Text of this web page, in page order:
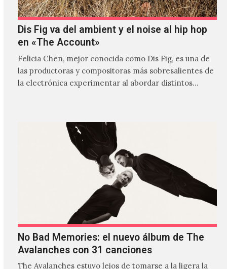
Dis Fig va del ambient y el noise al hip hop
en «The Account»
Felicia Chen, mejor conocida como Dis Fig, es una de
las productoras y compositoras más sobresalientes de
la electrónica experimentar al abordar distintos
No Bad Memories: el nuevo álbum de The
Avalanches con 31 canciones
The Avalanches estuvo lejos de tomarse a la ligera la